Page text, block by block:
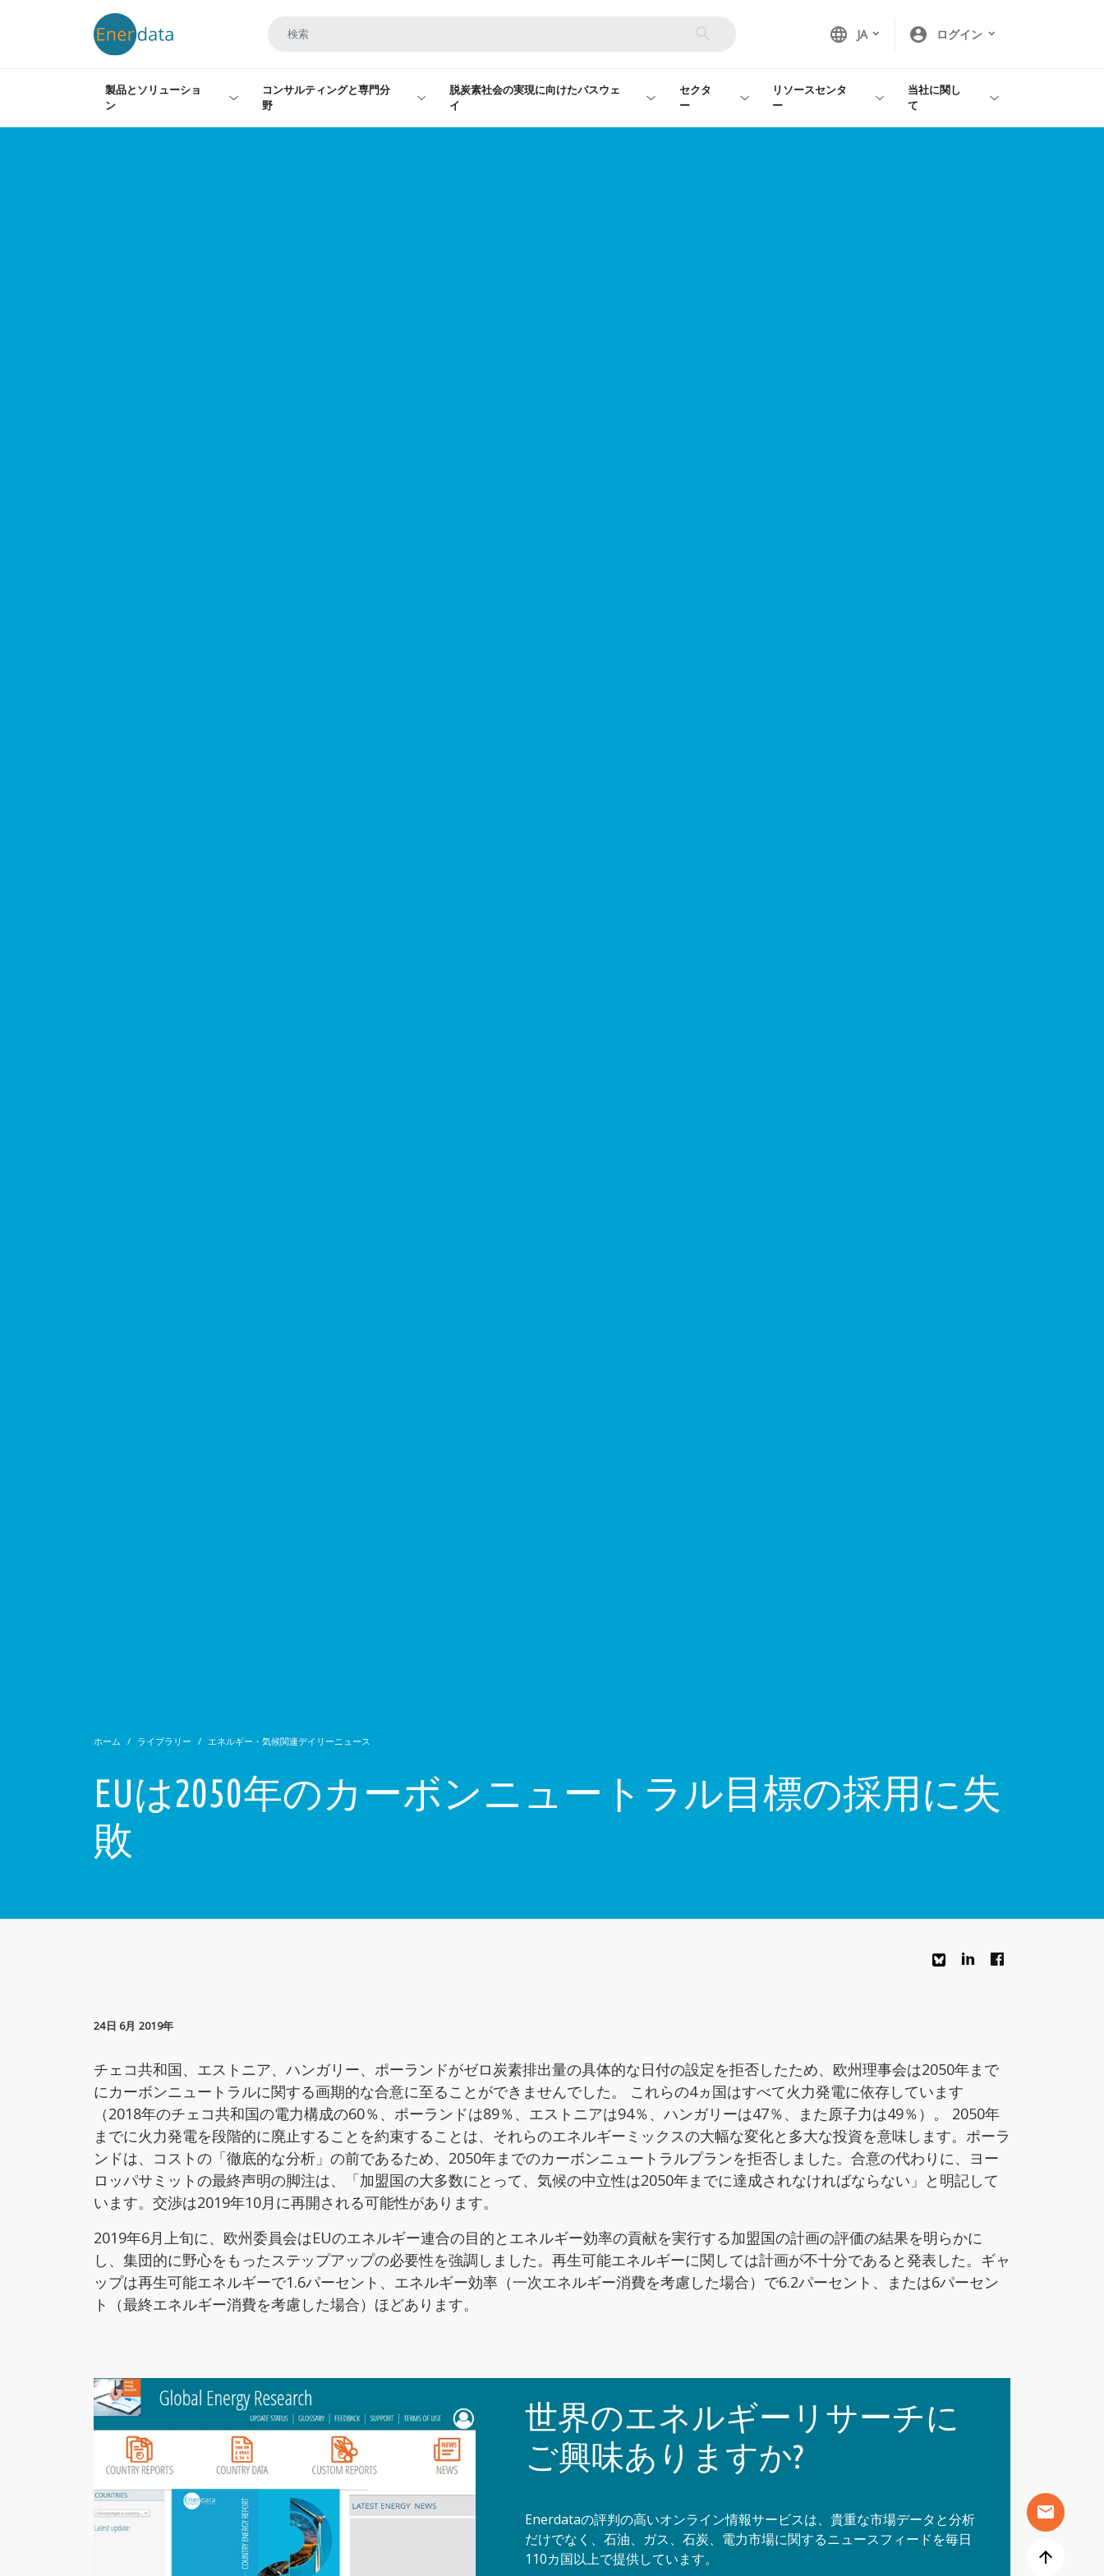
language JA account_circle ログイン
製品とソリューショ
ン
コンサルティングと専門分
野
脱炭素社会の実現に向けたパスウェ
イ
セクタ
ー
リソースセンタ
ー
当社に関し
て
ホーム ライブラリー エネルギー・気候関連デイリーニュース
EUは2050年のカーボンニュートラル目標の採用に失
敗
mail
arrow_upward
24日 6月 2019年
チェコ共和国、エストニア、ハンガリー、ポーランドがゼロ炭素排出量の具体的な日付の設定を拒否したため、欧州理事会は2050年まで
にカーボンニュートラルに関する画期的な合意に至ることができませんでした。 これらの4ヵ国はすべて火力発電に依存しています
（2018年のチェコ共和国の電力構成の60％、ポーランドは89％、エストニアは94％、ハンガリーは47％、また原子力は49％）。 2050年
までに火力発電を段階的に廃止することを約束することは、それらのエネルギーミックスの大幅な変化と多大な投資を意味します。ポーラ
ンドは、コストの「徹底的な分析」の前であるため、2050年までのカーボンニュートラルプランを拒否しました。合意の代わりに、ヨー
ロッパサミットの最終声明の脚注は、「加盟国の大多数にとって、気候の中立性は2050年までに達成されなければならない」と明記して
います。交渉は2019年10月に再開される可能性があります。
2019年6月上旬に、欧州委員会はEUのエネルギー連合の目的とエネルギー効率の貢献を実行する加盟国の計画の評価の結果を明らかに
し、集団的に野心をもったステップアップの必要性を強調しました。再生可能エネルギーに関しては計画が不十分であると発表した。ギャ
ップは再生可能エネルギーで1.6パーセント、エネルギー効率（一次エネルギー消費を考慮した場合）で6.2パーセント、または6パーセン
ト（最終エネルギー消費を考慮した場合）ほどあります。
世界のエネルギーリサーチに
ご興味ありますか?
Enerdataの評判の高いオンライン情報サービスは、貴重な市場データと分析
だけでなく、石油、ガス、石炭、電力市場に関するニュースフィードを毎日
110カ国以上で提供しています。